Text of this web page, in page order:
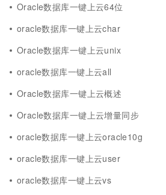
Oracle数据库一键上云64位
oracle数据库一键上云char
Oracle数据库一键上云unix
oracle数据库一键上云all
Oracle数据库一键上云概述
Oracle数据库一键上云增量同步
oracle数据库一键上云oracle10g
oracle数据库一键上云user
oracle数据库一键上云vs